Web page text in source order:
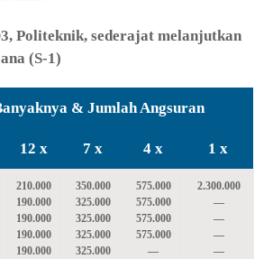
Politeknik, sederajat melanjutkan
(S-1)
& Jumlah Angsuran
12 x 7 x 4 x 1 x
210.000
190.000
190.000
190.000
190.000
350.000
325.000
325.000
325.000
325.000
575.000
575.000
575.000
575.000
—
2.300.000
—
—
—
—